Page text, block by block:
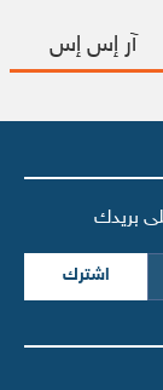
آر إس إس
بريدك
اشترك